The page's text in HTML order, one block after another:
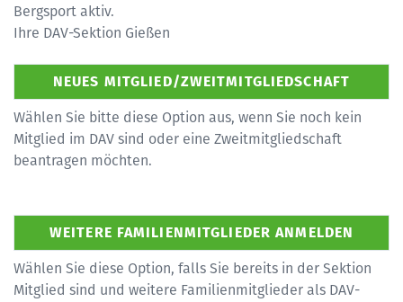
Bergsport aktiv.
Ihre DAV-Sektion Gießen
Wählen Sie bitte diese Option aus, wenn Sie noch kein
Mitglied im DAV sind oder eine Zweitmitgliedschaft
beantragen möchten.
Wählen Sie diese Option, falls Sie bereits in der Sektion
Mitglied sind und weitere Familienmitglieder als DAV-